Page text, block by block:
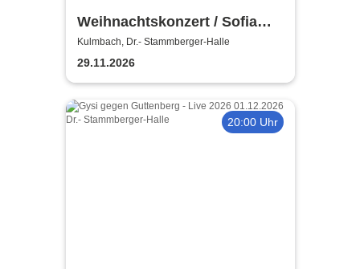
Weihnachtskonzert / Sofia
Symphonics / Ljubka Biagioni
zu Guttenberg
Kulmbach, Dr.- Stammberger-Halle
29.11.2026
20:00 Uhr